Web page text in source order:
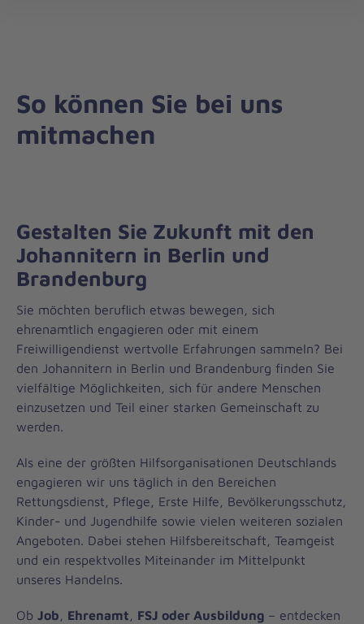
So können Sie bei uns
mitmachen
Gestalten Sie Zukunft mit den
Johannitern in Berlin und
Brandenburg
Sie möchten beruflich etwas bewegen, sich
ehrenamtlich engagieren oder mit einem
Freiwilligendienst wertvolle Erfahrungen sammeln? Bei
den Johannitern in Berlin und Brandenburg finden Sie
vielfältige Möglichkeiten, sich für andere Menschen
einzusetzen und Teil einer starken Gemeinschaft zu
werden.
Als eine der größten Hilfsorganisationen Deutschlands
engagieren wir uns täglich in den Bereichen
Rettungsdienst, Pflege, Erste Hilfe, Bevölkerungsschutz,
Kinder- und Jugendhilfe sowie vielen weiteren sozialen
Angeboten. Dabei stehen Hilfsbereitschaft, Teamgeist
und ein respektvolles Miteinander im Mittelpunkt
unseres Handelns.
Ob Job Ehrenamt FSJ oder Ausbildung – entdecken